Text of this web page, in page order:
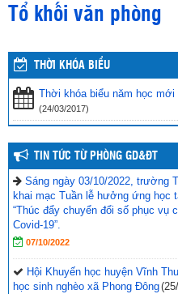
Tổ khối văn phòng
THỜI KHÓA BIỂU
Thời khóa biểu năm học mới
(24/03/2017)
TIN TỨC TỪ PHÒNG GD&ĐT
Sáng ngày 03/10/2022, trường
khai mạc Tuần lễ hưởng ứng học
“Thúc đẩy chuyển đổi số phục vụ
Covid-19”.
07/10/2022
Hội Khuyến học huyện Vĩnh
học sinh nghèo xã Phong Đông